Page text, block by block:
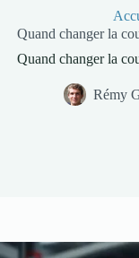
Quand changer la
Quand changer la
Rémy